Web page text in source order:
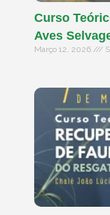
Curso
Aves
Março 12, 2026